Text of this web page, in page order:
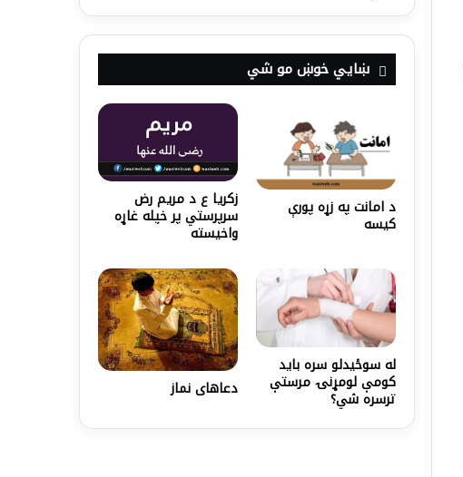
ښايي خوښ مو شي
د امانت په زړه پورې
کیسه
زکريا ع د مريم رض
سرپرستي پر خپله غاړه
واخيسته
له سوځیدلو سره باید
کومې لومړنۍ مرستې
ترسره شي؟ دعاهای نماز